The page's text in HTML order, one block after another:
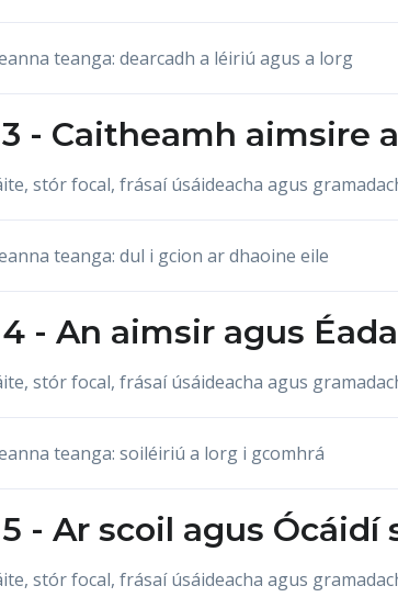
teanga: dearcadh a léiriú agus a lorg
- Caitheamh aimsire
stór focal, frásaí úsáideacha agus
teanga: dul i gcion ar dhaoine eile
- An aimsir agus
stór focal, frásaí úsáideacha agus
teanga: soiléiriú a lorg i gcomhrá
- Ar scoil agus Ócáidí
stór focal, frásaí úsáideacha agus